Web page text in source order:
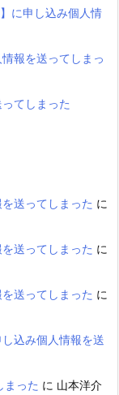
に申し込み個人情
報を送ってしまっ
てしまった
送ってしまった に
送ってしまった に
送ってしまった に
込み個人情報を送
まった に 山本洋介